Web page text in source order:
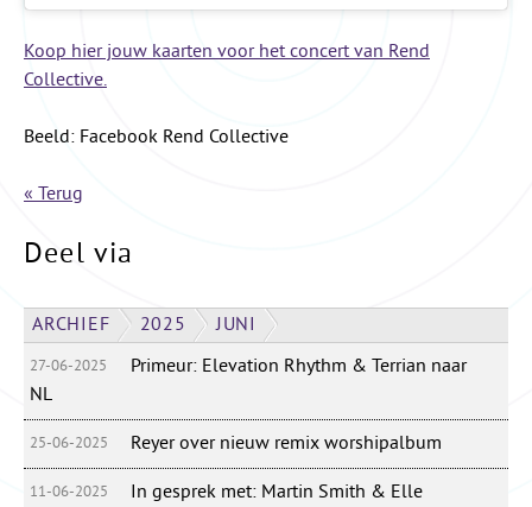
Koop hier jouw kaarten voor het concert van Rend
Collective.
Beeld: Facebook Rend Collective
« Terug
Deel via
ARCHIEF 2025 JUNI
27-06-2025
Primeur: Elevation Rhythm & Terrian naar
NL
25-06-2025 Reyer over nieuw remix worshipalbum
11-06-2025
In gesprek met: Martin Smith & Elle